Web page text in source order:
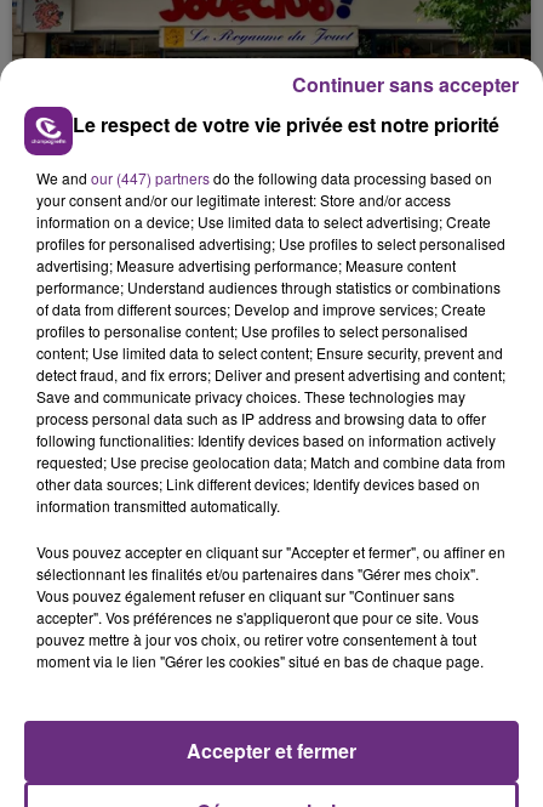
LE MAGASIN JOUÉCLUB DE REIMS FERME
SES PORTES
C'était l'une des institutions du centre-ville
rémois. Le magasin JouéClub est contraint de
fermer ses portes.
TITRES DIFFUSÉS
8h44
8h44
DJ SNAKE FEAT. JUSTIN BIEBER
Let Me Love You
8h40
8h40
MYLES SMITH & NIALL HORAN
Drive Safe
Le respect de votre vie privée est notre priorité
We and our (447) partnersdo the following data processing based on
your consent and/or our legitimate interest: Store and/or access
information on a device; Use limited data to select advertising; Create
profiles for personalised advertising; Use profiles to select personalised
advertising; Measure advertising performance; Measure content
performance; Understand audiences through statistics or combinations
of data from different sources; Develop and improve services; Create
profiles to personalise content; Use profiles to select personalised
content; Use limited data to select content; Ensure security, prevent and
detect fraud, and fix errors; Deliver and present advertising and content;
Save and communicate privacy choices. These technologies may
process personal data such as IP address and browsing data to offer
following functionalities: Identify devices based on information actively
requested; Use precise geolocation data; Match and combine data from
other data sources; Link different devices; Identify devices based on
information transmitted automatically.
Vous pouvez accepter en cliquant sur "Accepter et fermer", ou affiner en
sélectionnant les finalités et/ou partenaires dans "Gérer mes choix".
Vous pouvez également refuser en cliquant sur "Continuer sans
accepter". Vos préférences ne s'appliqueront que pour ce site. Vous
pouvez mettre à jour vos choix, ou retirer votre consentement à tout
moment via le lien "Gérer les cookies" situé en bas de chaque page.
Accepter et fermer
Continuer sans accepter